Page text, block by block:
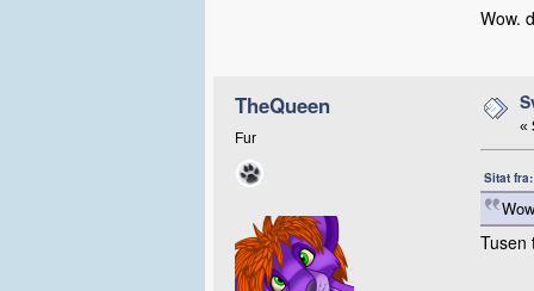
Wow.
TheQueen
Fur
«
Sitat